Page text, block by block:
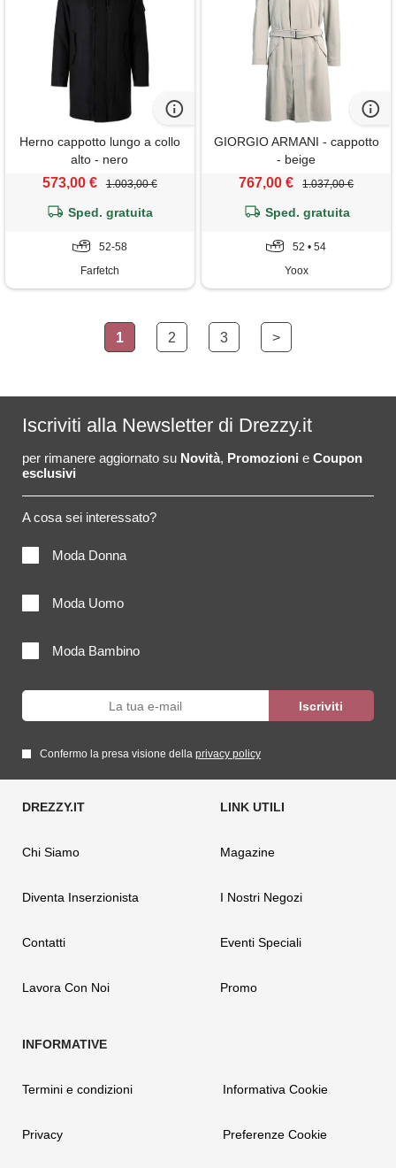
Herno cappotto lungo a collo
alto - nero
573,00 € 1.003,00 €
Sped. gratuita
52-58
Farfetch
GIORGIO ARMANI - cappotto
- beige
767,00 € 1.037,00 €
Sped. gratuita
52 • 54
Yoox
1 2 3 >
Iscriviti alla Newsletter di Drezzy.it
per rimanere aggiornato su Novità, Promozioni e Coupon
esclusivi
A cosa sei interessato?
Moda Donna
Moda Uomo
Moda Bambino
Confermo la presa visione della privacy policy
Chi Siamo
Diventa Inserzionista
Contatti
Lavora Con Noi
Magazine
I Nostri Negozi
Eventi Speciali
Promo
Termini e condizioni
Privacy
Informativa Cookie
Preferenze Cookie